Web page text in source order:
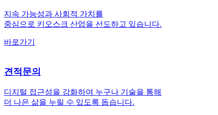
지속 가능성과 사회적 가치를
중심으로 키오스크 산업을 선도하고 있습니다.
바로가기
견적문의
디지털 접근성을 강화하여 누구나 기술을 통해
더 나은 삶을 누릴 수 있도록 돕습니다.